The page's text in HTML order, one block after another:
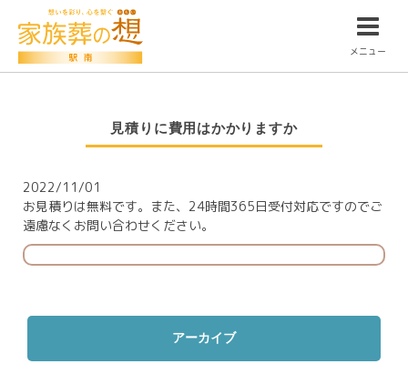
メニュー
見積りに費用はかかりますか
2022/11/01
お見積りは無料です。また、24時間365日受付対応ですのでご
遠慮なくお問い合わせください。
アーカイブ